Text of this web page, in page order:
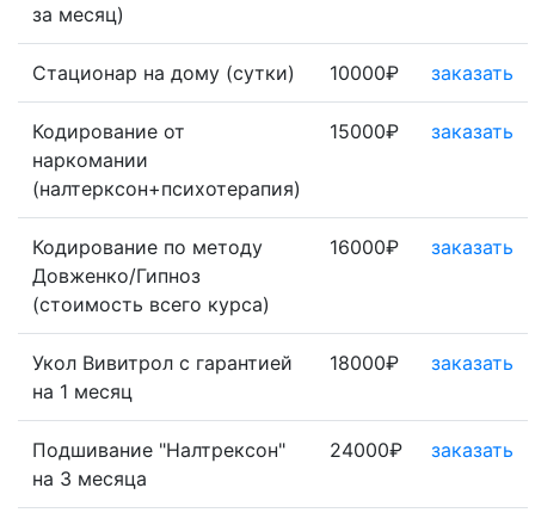
за месяц)
Стационар на дому (сутки) 10000₽ заказать
Кодирование от
наркомании
(налтерксон+психотерапия)
15000₽ заказать
Кодирование по методу
Довженко/Гипноз
(стоимость всего курса)
16000₽ заказать
Укол Вивитрол с гарантией
на 1 месяц
18000₽ заказать
Подшивание "Налтрексон"
на 3 месяца
24000₽ заказать